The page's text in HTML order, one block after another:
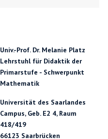
Univ.-Prof. Dr. Melanie Platz
Lehrstuhl für Didaktik der
Primarstufe - Schwerpunkt
Mathematik
Universität des Saarlandes
Campus, Geb. E2 4, Raum
418/419
66123 Saarbrücken